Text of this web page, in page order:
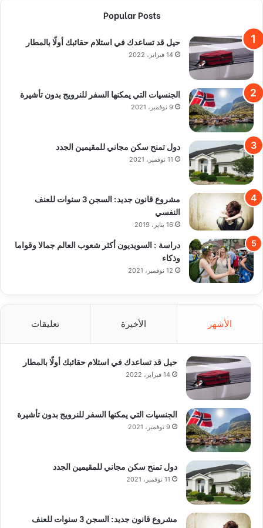
Popular Posts
حيل قد تساعدك في استلام حقائبك أولًا بالمطار
14 فبراير، 2022
الجنسيات التي يمكنها السفر للنرويج بدون تأشيرة
9 نوفمبر، 2021
دول تمنح سكن مجاني للمقيمين الجدد
11 نوفمبر، 2021
مشروع قانون جديد: السجن 3 سنوات للعنف
النفسي
16 يناير، 2019
دراسة : السويديون أكثر شعوب العالم جمالا وقواما
وذكاء
12 نوفمبر، 2021
الأشهر الأخيرة تعليقات
حيل قد تساعدك في استلام حقائبك أولًا بالمطار
14 فبراير، 2022
الجنسيات التي يمكنها السفر للنرويج بدون تأشيرة
9 نوفمبر، 2021
دول تمنح سكن مجاني للمقيمين الجدد
11 نوفمبر، 2021
مشروع قانون جديد: السجن 3 سنوات للعنف